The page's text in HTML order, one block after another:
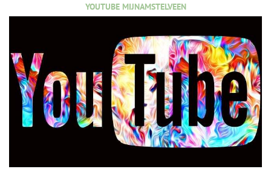
YOUTUBE MIJNAMSTELVEEN